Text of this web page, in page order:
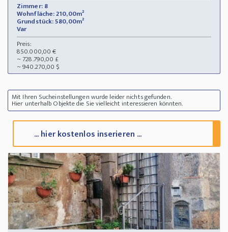
Zimmer: 8
Wohnfläche: 210,00m²
Grundstück: 580,00m²
Var
Preis:
850.000,00 €
~ 728.790,00 £
~ 940.270,00 $
Mit Ihren Sucheinstellungen wurde leider nichts gefunden.
Hier unterhalb Objekte die Sie vielleicht interessieren könnten.
... hier kostenlos inserieren ...